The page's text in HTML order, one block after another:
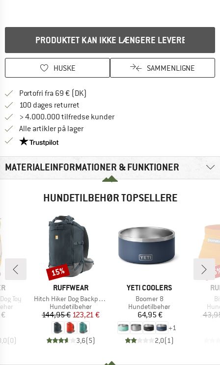
PRODUKTET KAN IKKE LÆNGERE LEVERES
HUSKE SAMMENLIGNE
Portofri fra 69 € (DK)
100 dages returret
> 4.000.000 tilfredse kunder
Alle artikler på lager
Vi er Trustpilot-certificeret - oplysningerne får du
MATERIALEINFORMATIONER & FUNKTIONER
HUNDETILBEHØR TOPSELLERE
Toy
(0)
MÆRKE
RUFFWEAR
Artikel
Hitch Hiker Dog Backpack Carrier
Produktgruppe
Hundetilbehør
Pris
144,95 €Nedsat pris
123,21 €
3,6(5)
Rabat
15%
MÆRKE
YETI COOLERS
Artikel
Boomer 8
Produktgruppe
Hundetilbehør
Pris
64,95 €
+1
2,0(1 )